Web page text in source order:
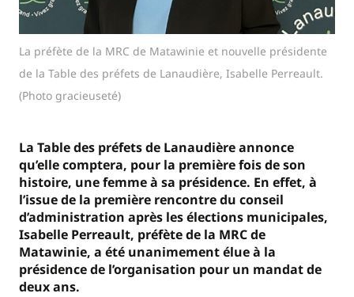
La préfète de la MRC de Matawinie et nouvelle présidente
de la Table des préfets de Lanaudière, Isabelle Perreault.
(Photo gracieuseté)
La Table des préfets de Lanaudière annonce
qu’elle comptera, pour la première fois de son
histoire, une femme à sa présidence. En effet, à
l’issue de la première rencontre du conseil
d’administration après les élections municipales,
Isabelle Perreault, préfète de la MRC de
Matawinie, a été unanimement élue à la
présidence de l’organisation pour un mandat de
deux ans.